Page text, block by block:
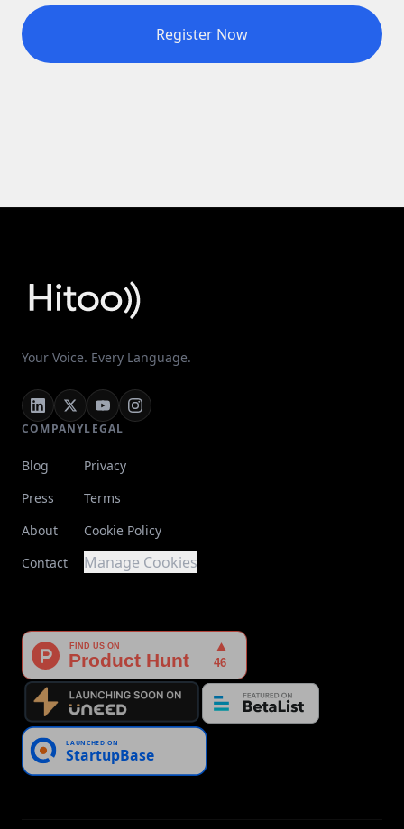
Register Now
Your Voice. Every Language.
COMPANY
Blog
Press
About
Contact
LEGAL
Privacy
Terms
Cookie Policy
Manage Cookies